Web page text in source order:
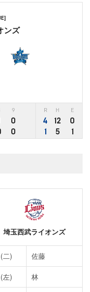
ンズ
9 R H E
0 4 12 0
0 1 5 1
埼玉西武ライオンズ
(二) 佐藤
(左) 林